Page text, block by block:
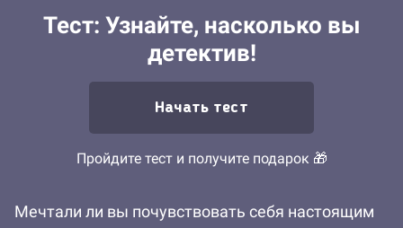
Тест: Узнайте, насколько вы
детектив!
Начать тест
Пройдите тест и получите подарок 🎁
Мечтали ли вы почувствовать себя настоящим